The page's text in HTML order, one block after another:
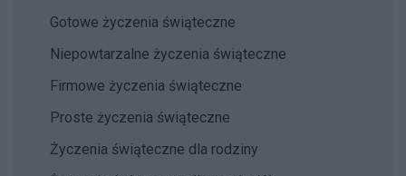
Gotowe życzenia świąteczne
Niepowtarzalne życzenia świąteczne
Firmowe życzenia świąteczne
Proste życzenia świąteczne
Życzenia świąteczne dla rodziny